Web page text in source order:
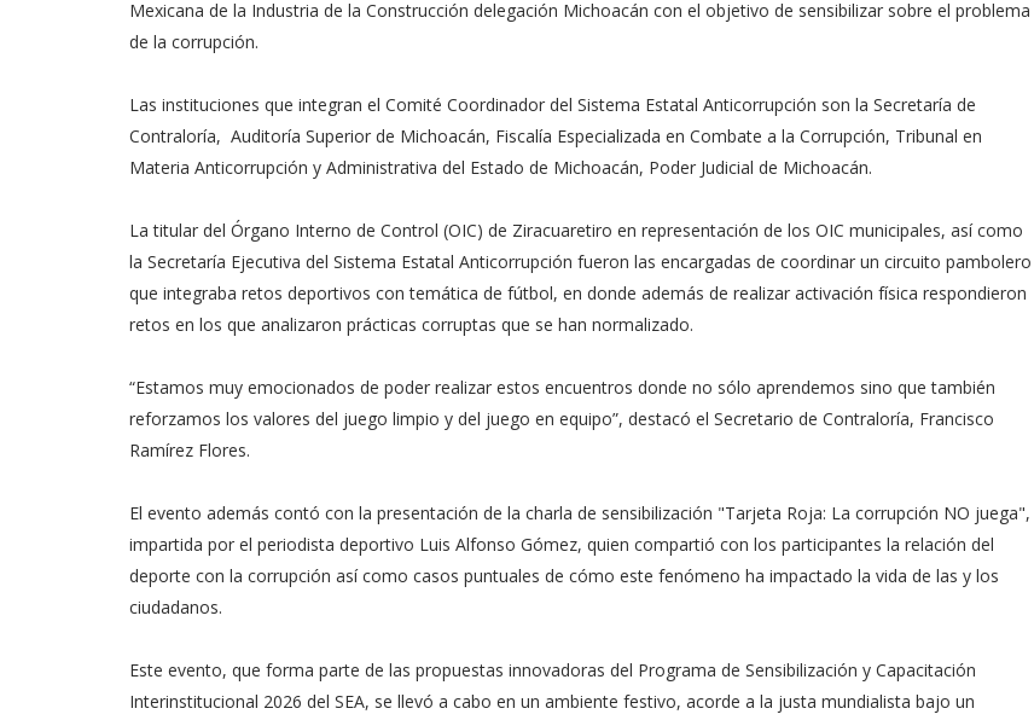
Mexicana de la Industria de la Construcción delegación Michoacán con el objetivo de sensibilizar sobre el problema
de la corrupción.
Las instituciones que integran el Comité Coordinador del Sistema Estatal Anticorrupción son la Secretaría de
Contraloría, Auditoría Superior de Michoacán, Fiscalía Especializada en Combate a la Corrupción, Tribunal en
Materia Anticorrupción y Administrativa del Estado de Michoacán, Poder Judicial de Michoacán.
La titular del Órgano Interno de Control (OIC) de Ziracuaretiro en representación de los OIC municipales, así como
la Secretaría Ejecutiva del Sistema Estatal Anticorrupción fueron las encargadas de coordinar un circuito pambolero
que integraba retos deportivos con temática de fútbol, en donde además de realizar activación física respondieron
retos en los que analizaron prácticas corruptas que se han normalizado.
“Estamos muy emocionados de poder realizar estos encuentros donde no sólo aprendemos sino que también
reforzamos los valores del juego limpio y del juego en equipo”, destacó el Secretario de Contraloría, Francisco
Ramírez Flores.
El evento además contó con la presentación de la charla de sensibilización "Tarjeta Roja: La corrupción NO juega",
impartida por el periodista deportivo Luis Alfonso Gómez, quien compartió con los participantes la relación del
deporte con la corrupción así como casos puntuales de cómo este fenómeno ha impactado la vida de las y los
ciudadanos.
Este evento, que forma parte de las propuestas innovadoras del Programa de Sensibilización y Capacitación
Interinstitucional 2026 del SEA, se llevó a cabo en un ambiente festivo, acorde a la justa mundialista bajo un